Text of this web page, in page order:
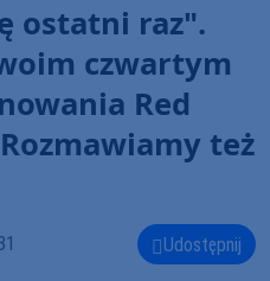
ostatni raz".
czwartym
Red
też
Udostępnij